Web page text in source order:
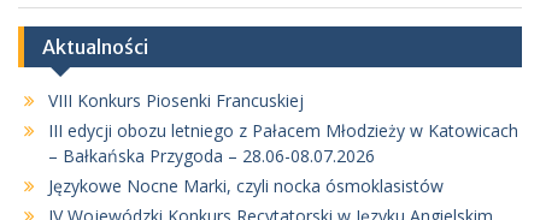
Aktualności
VIII Konkurs Piosenki Francuskiej
III edycji obozu letniego z Pałacem Młodzieży w Katowicach
– Bałkańska Przygoda – 28.06-08.07.2026
Językowe Nocne Marki, czyli nocka ósmoklasistów